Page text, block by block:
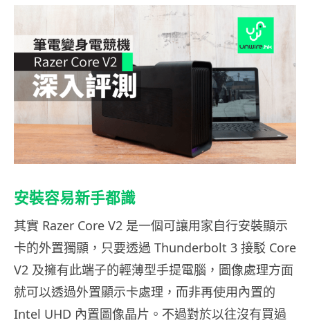
安裝容易新手都識
其實 Razer Core V2 是一個可讓用家自行安裝顯示
卡的外置獨顯，只要透過 Thunderbolt 3 接駁 Core
V2 及擁有此端子的輕薄型手提電腦，圖像處理方面
就可以透過外置顯示卡處理，而非再使用內置的
Intel UHD 內置圖像晶片。不過對於以往沒有買過